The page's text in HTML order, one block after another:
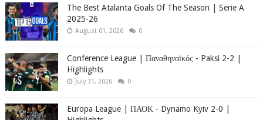
The Best Atalanta Goals Of The Season | Serie A
2025-26
August 01, 2026 0
Conference League | Παναθηναϊκός - Paksi 2-2 |
Highlights
July 31, 2026 0
Europa League | ΠΑΟΚ - Dynamo Kyiv 2-0 |